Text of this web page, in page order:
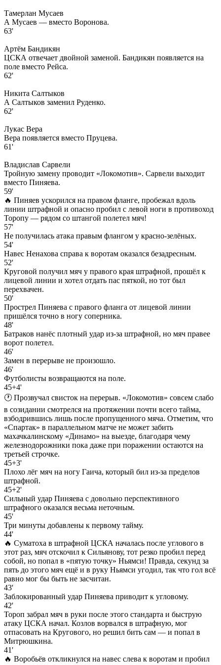
Тамерлан Мусаев
А Мусаев — вместо Воронова.
63'
Артём Бандикян
ЦСКА отвечает двойной заменой. Бандикян появляется на
поле вместо Рейса.
62'
Никита Салтыков
А Салтыков заменил Руденко.
62'
Лукас Вера
Вера появляется вместо Пруцева.
61'
Владислав Сарвели
Тройную замену проводит «Локомотив». Сарвели выходит
вместо Пиняева.
59'
🔥 Пиняев ускорился на правом фланге, пробежал вдоль
линии штрафной и опасно пробил с левой ноги в противоход
Торопу — рядом со штангой полетел мяч!
57'
Не получилась атака правым флангом у красно-зелёных.
54'
Навес Ненахова справа к воротам оказался безадресным.
52'
Круговой получил мяч у правого края штрафной, прошёл к
лицевой линии и хотел отдать пас пяткой, но тот был
перехвачен.
50'
Прострел Пиняева с правого фланга от лицевой линии
пришёлся точно в ногу соперника.
48'
Батраков нанёс плотный удар из-за штрафной, но мяч правее
ворот полетел.
46'
Замен в перерыве не произошло.
46'
Футболисты возвращаются на поле.
45+4'
🕐 Прозвучал свисток на перерыв. «Локомотив» совсем слабо
в созидании смотрелся на протяжении почти всего тайма,
взбодрившись лишь после пропущенного мяча. Отметим, что
«Спартак» в параллельном матче не может забить
махачкалинскому «Динамо» на выезде, благодаря чему
железнодорожники пока даже при поражении остаются на
третьей строчке.
45+3'
Плохо лёг мяч на ногу Гаича, который бил из-за пределов
штрафной.
45+2'
Сильный удар Пиняева с довольно перспективного
штрафного оказался весьма неточным.
45'
Три минуты добавлены к первому тайму.
44'
🔥 Суматоха в штрафной ЦСКА началась после углового в
этот раз, мяч отскочил к Сильянову, тот резко пробил перед
собой, но попал в «пятую точку» Ньямси! Правда, секунд за
пять до этого мяч ещё и в руку Ньямси угодил, так что гол всё
равно мог бы быть не засчитан.
43'
Заблокированный удар Пиняева приводит к угловому.
42'
Тороп забрал мяч в руки после этого стандарта и быструю
атаку ЦСКА начал. Козлов ворвался в штрафную, мог
отпасовать на Кругового, но решил бить сам — и попал в
Митрюшкина.
41'
🔥 Воробьёв откликнулся на навес слева к воротам и пробил